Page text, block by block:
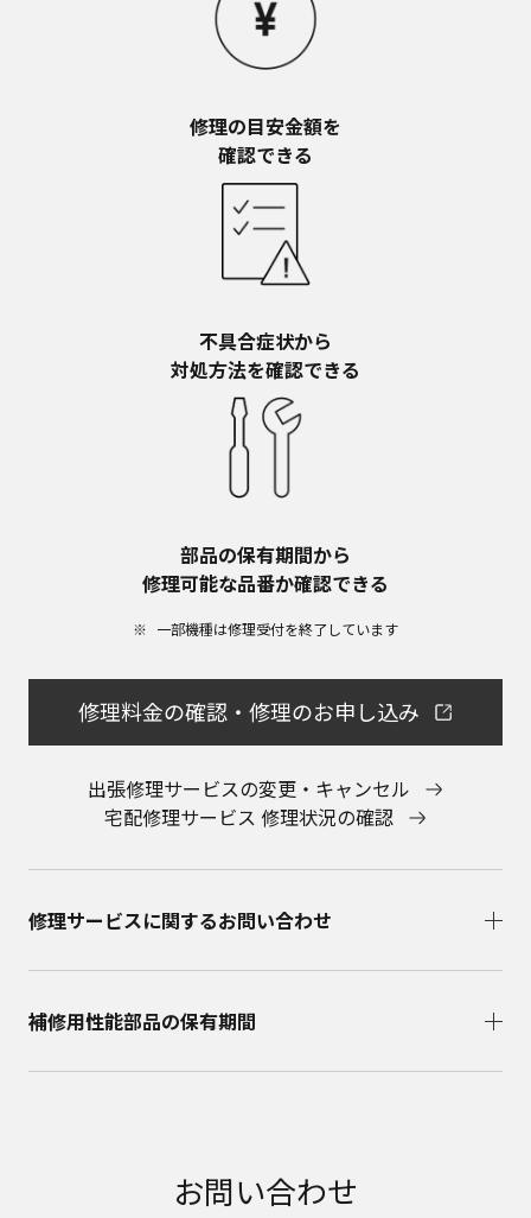
お近くの当社商品の取扱店、または当社サービス
会社に直接お問い合わせください。
本ウェブサイトのサービスに係わる損害の免責
かったことにより万一損害（データの破損・業務の中
断・営業情報の損失などによる損害を含む）が生じ、
たとえそのような損害の発生や第三者からの賠償請求
の可能性があることについてあらかじめ知らされた場
合でも、当社は一切責任を負いませんことをご了承く
本ウェブサイトのサービスの中止、変更など
容や条件を変更する場合があります。あらかじめご了
取扱説明書は、商品をご購入いただいたお客様のため
の資料です。本ウェブサイトに公開されている取扱説
せにはお応えできない場合がありますことを、ご了承
修理の目安金額を​
確認できる
不具合症状から​
対処方法を確認できる
部品の保有期間から​
修理可能な品番か確認できる
一部機種は修理受付を終了しています​
修理料金の確認・修理のお申し込み
出張修理サービスの変更・キャンセル
宅配修理サービス 修理状況の確認
修理サービスに関するお問い合わせ​
補修用性能部品の保有期間​
お問い合わせ